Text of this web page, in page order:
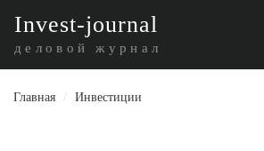
Invest-journal
деловой журнал
Главная / Инвестиции